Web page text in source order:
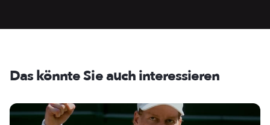
Das könnte Sie auch interessieren